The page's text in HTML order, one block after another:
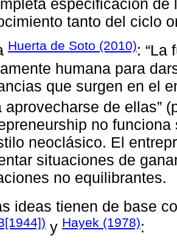
especificación
tanto del ciclo
Huerta de Soto (2010): “La
humana para
que surgen en el
aprovecharse de ellas”
no
neoclásico. El
situaciones de
no equilibrantes.
ideas tienen de base
y Hayek (1978):